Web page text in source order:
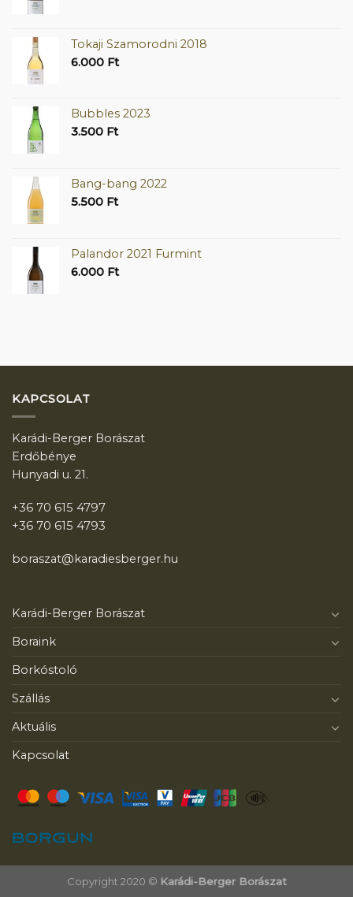
Tokaji Szamorodni 2018
6.000 Ft
Bubbles 2023
3.500 Ft
Bang-bang 2022
5.500 Ft
Palandor 2021 Furmint
6.000 Ft
KAPCSOLAT
Karádi-Berger Borászat
Erdőbénye
Hunyadi u. 21.
+36 70 615 4797
+36 70 615 4793
boraszat@karadiesberger.hu
Karádi-Berger Borászat
Boraink
Borkóstoló
Szállás
Aktuális
Kapcsolat
Copyright 2020 © Karádi-Berger Borászat